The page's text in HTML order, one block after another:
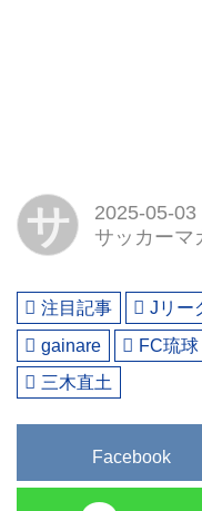
サ
2025-05-03
サッカーマ
注目記事 Jリー
gainare
FC琉球
三木直土
Facebook